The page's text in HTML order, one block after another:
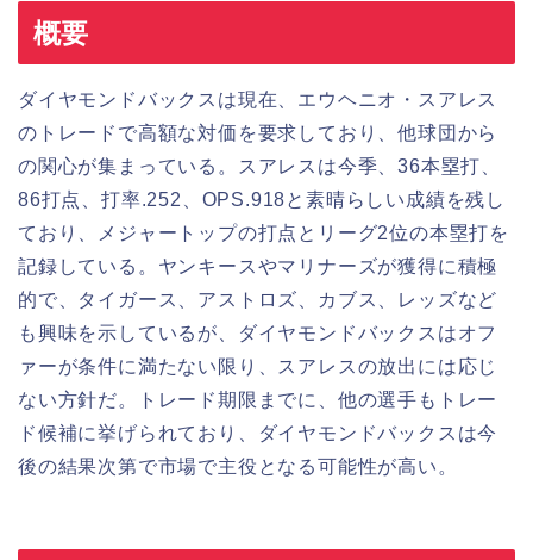
概要
ダイヤモンドバックスは現在、エウヘニオ・スアレス
のトレードで高額な対価を要求しており、他球団から
の関心が集まっている。スアレスは今季、36本塁打、
86打点、打率.252、OPS.918と素晴らしい成績を残し
ており、メジャートップの打点とリーグ2位の本塁打を
記録している。ヤンキースやマリナーズが獲得に積極
的で、タイガース、アストロズ、カブス、レッズなど
も興味を示しているが、ダイヤモンドバックスはオフ
ァーが条件に満たない限り、スアレスの放出には応じ
ない方針だ。トレード期限までに、他の選手もトレー
ド候補に挙げられており、ダイヤモンドバックスは今
後の結果次第で市場で主役となる可能性が高い。